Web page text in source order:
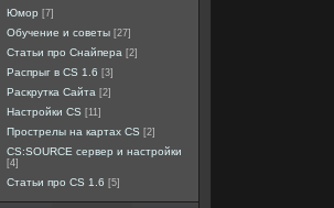
Юмор [7]
Обучение и советы [27]
Статьи про Снайпера [2]
Распрыг в CS 1.6 [3]
Раскрутка Сайта [2]
Настройки CS [11]
Прострелы на картах CS [2]
CS:SOURCE сервер и настройки
[4]
Статьи про CS 1.6 [5]